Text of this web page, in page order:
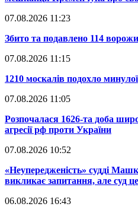
07.08.2026 11:23
​Збито та подавлено 114
07.08.2026 11:15
​1210 москалів подохло
07.08.2026 11:05
​Розпочалася 1626-та доба
агресії рф проти України
07.08.2026 10:52
​«Неупередженість» судді
викликає запитання, але суд
06.08.2026 16:43